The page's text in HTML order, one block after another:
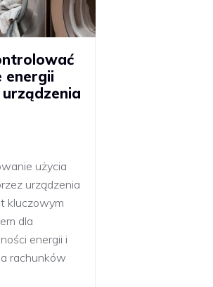
energii
użycia
urządzenia
kluczowym
dla
energii i
rachunków